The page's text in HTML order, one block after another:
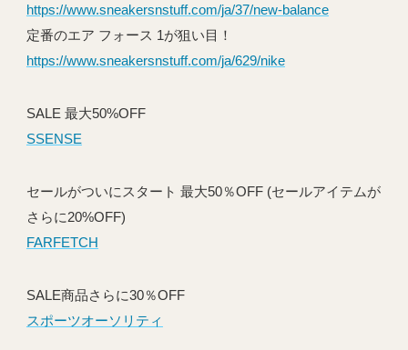
https://www.sneakersnstuff.com/ja/37/new-balance
定番のエア フォース 1が狙い目！
https://www.sneakersnstuff.com/ja/629/nike
SALE 最大50%OFF
SSENSE
セールがついにスタート 最大50％OFF (セールアイテムが
さらに20%OFF)
FARFETCH
SALE商品さらに30％OFF
スポーツオーソリティ